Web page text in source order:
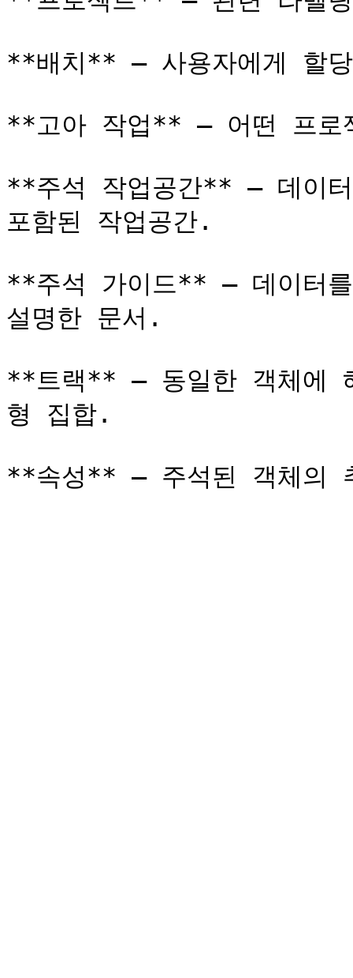
**배치** — 사용자에게 할
**고아 작업** — 어떤 프로
**주석 작업공간** — 데이
포함된 작업공간.
**주석 가이드** — 데이터
설명한 문서.
**트랙** — 동일한 객체에
형 집합.